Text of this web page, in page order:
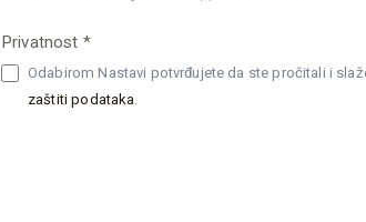
Privatnost *
Odabirom Nastavi potvrđujete da ste pročitali i
zaštiti podataka.